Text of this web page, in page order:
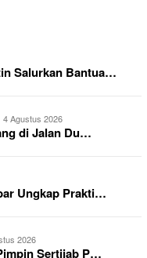
Salurkan Bantua…
4 Agustus 2026
di Jalan Du…
Ungkap Prakti…
2026
Sertijab P…